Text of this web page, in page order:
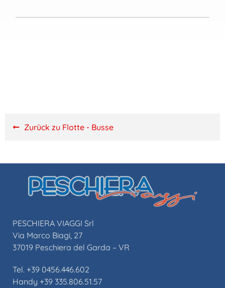
Zurück zu Flotte - Busse
PESCHIERA VIAGGI Srl
Via Marco Biagi, 27
37019 Peschiera del Garda – VR
Tel. +39 0456.446.602
Handy +39 335.806.51.57